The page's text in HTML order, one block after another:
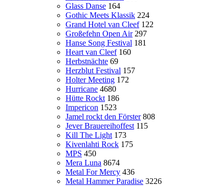
Glass Danse 164
Gothic Meets Klassik 224
Grand Hotel van Cleef 122
Großefehn Open Air 297
Hanse Song Festival 181
Heart van Cleef 160
Herbstnächte 69
Herzblut Festival 157
Holter Meeting 172
Hurricane 4680
Hütte Rockt 186
Impericon 1523
Jamel rockt den Förster 808
Jever Brauereihoffest 115
Kill The Light 173
Kivenlahti Rock 175
MPS 450
Mera Luna 8674
Metal For Mercy 436
Metal Hammer Paradise 3226